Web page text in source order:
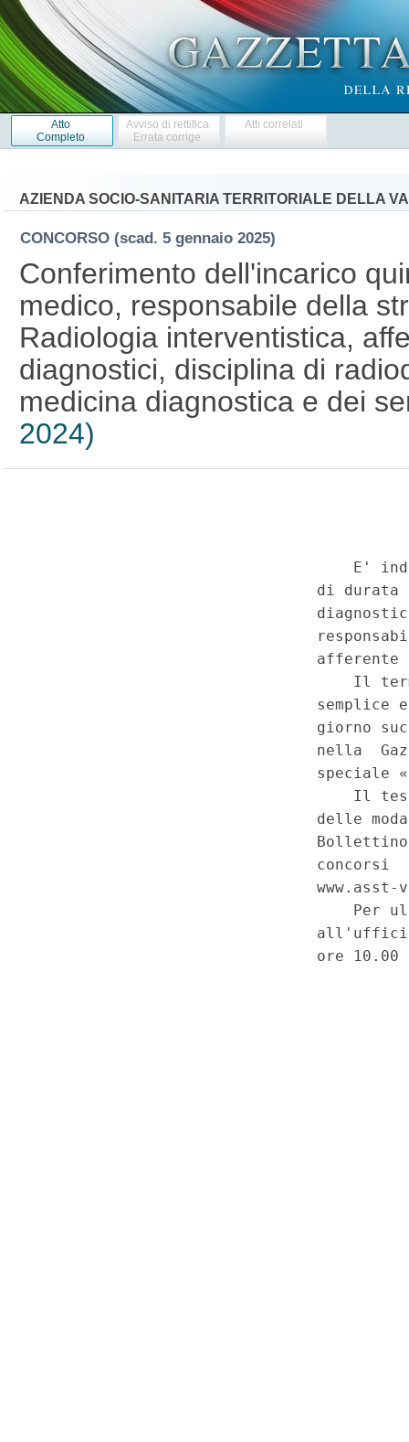
Atto
Completo
Avviso di rettifica
Errata corrige
Atti correlati
AZIENDA SOCIO-SANITARIA TERRITORIALE DELLA
CONCORSO (scad. 5 gennaio 2025)
Conferimento dell'incarico
medico, responsabile della
Radiologia interventistica,
diagnostici, disciplina di
medicina diagnostica e dei
2024)